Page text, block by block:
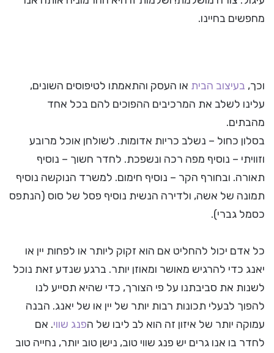
מחפשים בחיינו.
וכך, בעיצוב הבית או העסק והתאמתו לטיפוסים השונים,
עלינו לשלב את המרכיבים ההפוכים להם בכל אחד
מהבתים.
בסלון כחול – נשלב כריות אדומות. לשולחן אוכל מרובע
וזוויתי – נוסיף מפה רכה ונשפכת. לחדר חשוך – נוסיף
תאורה. ובחורף הקר – נוסיף חימום. למשרד הנוקשה נוסיף
תמונה של אשה, ולדירה הנשית נוסיף פסל של סוס (הנתפס
כסמל גברי).
כל אדם יכול להחליט אם הוא זקוק ליותר או לפחות יין או
יאנג כדי להרגיש מאושר ומאוזן יותר. ברגע שנדע זאת נוכל
לשנות את סביבתנו על פי הצורך, כדי שהיא תסייע לנו
להפוך לבעלי תכונות רבות יותר של יין או של יאנג. הבנה
עמוקה יותר של איזון זה הוא לב ליבו של הפנג שווי. אם
לחדר בו אנו גרים יש פנג שווי טוב, נישן טוב יותר, נחייה טוב